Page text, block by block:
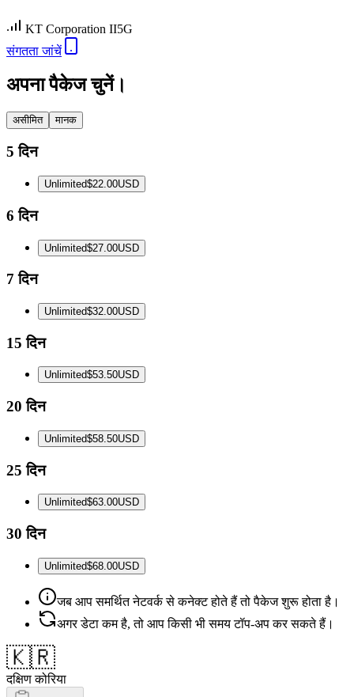
KT Corporation II5G
संगतता जांचें
अपना पैकेज चुनें।
असीमित मानक
5 दिन
Unlimited$22.00USD
6 दिन
Unlimited$27.00USD
7 दिन
Unlimited$32.00USD
15 दिन
Unlimited$53.50USD
20 दिन
Unlimited$58.50USD
25 दिन
Unlimited$63.00USD
30 दिन
Unlimited$68.00USD
जब आप समर्थित नेटवर्क से कनेक्ट होते हैं तो पैकेज शुरू होता है।
अगर डेटा कम है, तो आप किसी भी समय टॉप-अप कर सकते हैं।
🇰🇷
दक्षिण कोरिया